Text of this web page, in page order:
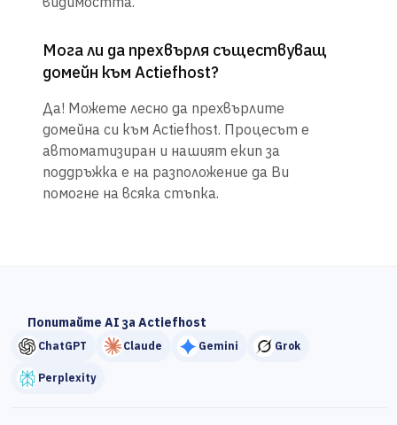
Мога ли да прехвърля съществуващ
домейн към Actiefhost?
Да! Можете лесно да прехвърлите
домейна си към Actiefhost. Процесът е
автоматизиран и нашият екип за
поддръжка е на разположение да Ви
помогне на всяка стъпка.
Попитайте AI за Actiefhost
ChatGPT Claude Gemini Grok
Perplexity